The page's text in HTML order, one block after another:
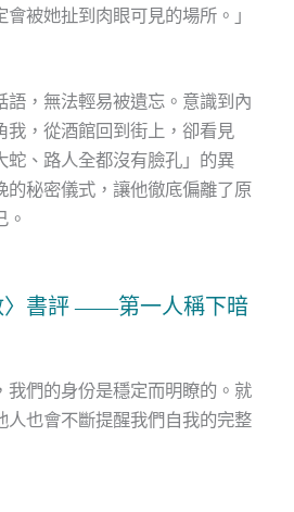
被她扯到肉眼可見的場所。」
語，無法輕易被遺忘。意識到內
我，從酒館回到街上，卻看見
蛇、路人全都沒有臉孔」的異
的秘密儀式，讓他徹底偏離了原
。
〉書評 ——第一人稱下暗
我們的身份是穩定而明瞭的。就
人也會不斷提醒我們自我的完整